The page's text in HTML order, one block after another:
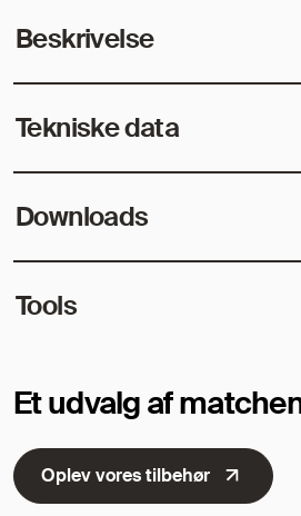
Beskrivelse
Tekniske data
Downloads
Tools
Et udvalg af
Oplev vores tilbehør